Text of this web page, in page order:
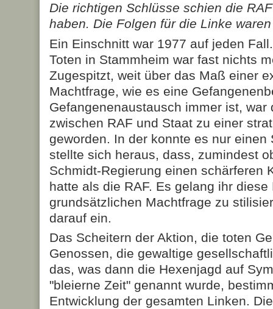
Die richtigen Schlüsse schien die
haben. Die Folgen für die Linke
Ein Einschnitt war 1977 auf jeden
Toten in Stammheim war fast nichts
Zugespitzt, weit über das Maß einer
Machtfrage, wie es eine
Gefangenenaustausch immer ist, war
zwischen RAF und Staat zu einer
geworden. In der konnte es nur einen
stellte sich heraus, dass, zumindest
Schmidt-Regierung einen schärferen
hatte als die RAF. Es gelang ihr
grundsätzlichen Machtfrage zu
darauf ein.
Das Scheitern der Aktion, die toten
Genossen, die gewaltige
das, was dann die Hexenjagd auf
"bleierne Zeit" genannt wurde,
Entwicklung der gesamten Linken.